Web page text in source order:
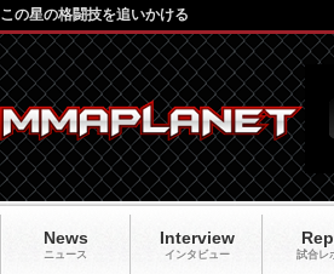
News
ニュース
Interview
インタビュー 試合レ
この星の格闘技を追いかける